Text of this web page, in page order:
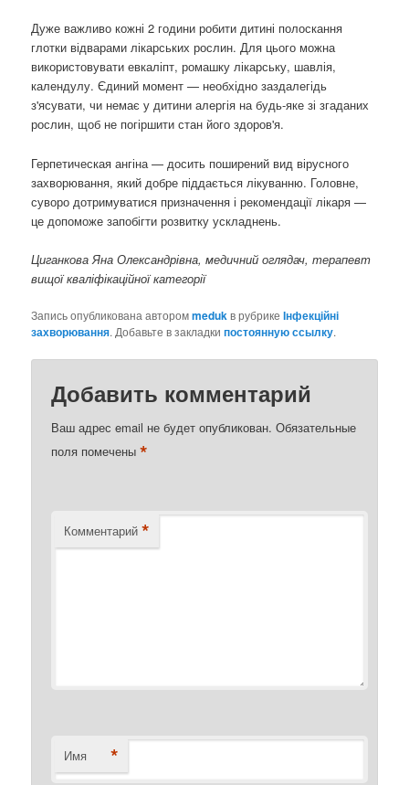
Дуже важливо кожні 2 години робити дитині полоскання
глотки відварами лікарських рослин. Для цього можна
використовувати евкаліпт, ромашку лікарську, шавлія,
календулу. Єдиний момент — необхідно заздалегідь
з'ясувати, чи немає у дитини алергія на будь-яке зі згаданих
рослин, щоб не погіршити стан його здоров'я.
Герпетическая ангіна — досить поширений вид вірусного
захворювання, який добре піддається лікуванню. Головне,
суворо дотримуватися призначення і рекомендації лікаря —
це допоможе запобігти розвитку ускладнень.
Циганкова Яна Олександрівна, медичний оглядач, терапевт
вищої кваліфікаційної категорії
Запись опубликована авторомmedukв рубрикеІнфекційні
захворювання. Добавьте в закладкипостоянную ссылку.
Добавить комментарий
Ваш адрес email не будет опубликован. Обязательные
поля помечены*
Комментарий *
Имя *